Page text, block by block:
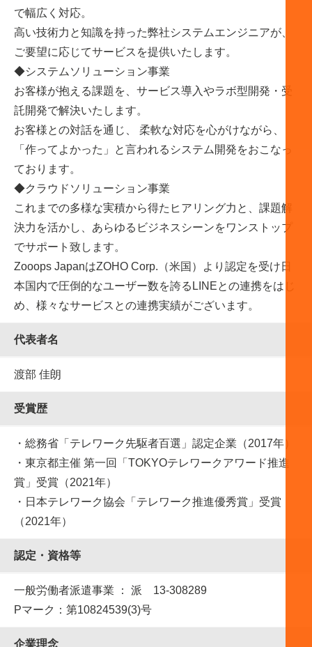
で幅広く対応。
高い技術力と知識を持った弊社システムエンジニアが、
ご要望に応じてサービスを提供いたします。
◆システムソリューション事業
お客様が抱える課題を、サービス導入やラボ型開発・受
託開発で解決いたします。
お客様との対話を通じ、 柔軟な対応を心がけながら、
「作ってよかった」と言われるシステム開発をおこなっ
ております。
◆クラウドソリューション事業
これまでの多様な実積から得たヒアリング力と、課題解
決力を活かし、あらゆるビジネスシーンをワンストップ
でサポート致します。
Zooops JapanはZOHO Corp.（米国）より認定を受け日
本国内で圧倒的なユーザー数を誇るLINEとの連携をはじ
め、様々なサービスとの連携実績がございます。
代表者名
渡部 佳朗
受賞歴
・総務省「テレワーク先駆者百選」認定企業（2017年）
・東京都主催 第一回「TOKYOテレワークアワード推進
賞」受賞（2021年）
・日本テレワーク協会「テレワーク推進優秀賞」受賞
（2021年）
認定・資格等
一般労働者派遣事業 ： 派 13-308289
Pマーク：第10824539(3)号
企業理念